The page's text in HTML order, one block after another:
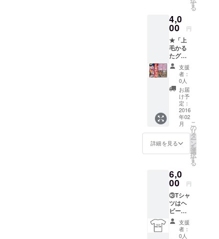
』を開設。
さらには故
郷群馬の活
性化の一環
として、群
馬が持って
いる独特の
文化である
『上毛かる
た』を用い
てもっと県
をPRする目
的で2013年2
月に大人達
た日本一決
定戦『第1回
KING OF
JMK』を銀
座：ぐんま
ちゃんちに
す
る
4,0
00 円
★「上
毛かる
たグル
メス
トー
リー」
…群馬
県内の
飲食店
が、上
毛かる
たの札
を1枚選
び、そ
の札を
モチー
たメ
ニュー
を開
発、販
売提供
してい
ます。
群馬県
産の食
支援
者：
0人
お届
け予
定：
2016
年02
月
詳細を見る
こ
の
リ
タ
ー
ン
を
選
択
す
る
6,0
00 円
③Tシャ
ツはヘ
ビー
ウェイ
トタイ
プ。サ
支援
者：
0人